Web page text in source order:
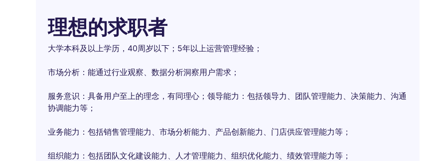
理想的求职者
大学本科及以上学历，40周岁以下；5年以上运营管理经验；
市场分析：能通过行业观察、数据分析洞察用户需求；
服务意识：具备用户至上的理念，有同理心；领导能力：包括领导力、团队管理能力、决策能力、沟通
协调能力等；
业务能力：包括销售管理能力、市场分析能力、产品创新能力、门店供应管理能力等；
组织能力：包括团队文化建设能力、人才管理能力、组织优化能力、绩效管理能力等；